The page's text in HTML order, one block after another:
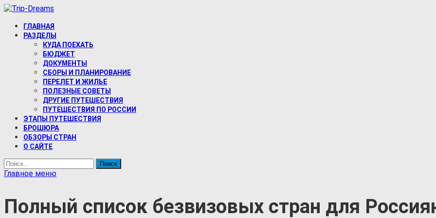
Перейти
содержимому
Trip-Dreams
Про самостоятельные путешествия и туризм
ГЛАВНАЯ
РАЗДЕЛЫ
КУДА ПОЕХАТЬ
БЮДЖЕТ
ДОКУМЕНТЫ
СБОРЫ И ПЛАНИРОВАНИЕ
ПЕРЕЛЕТ И ЖИЛЬЕ
ПОЛЕЗНЫЕ СОВЕТЫ
ДРУГИЕ ПУТЕШЕСТВИЯ
ПУТЕШЕСТВИЯ ПО РОССИИ
ЭТАПЫ ПУТЕШЕСТВИЯ
БРОШЮРА
ОБЗОРЫ СТРАН
О САЙТЕ
Найти:
Главное меню
Полный список безвизовых стран для